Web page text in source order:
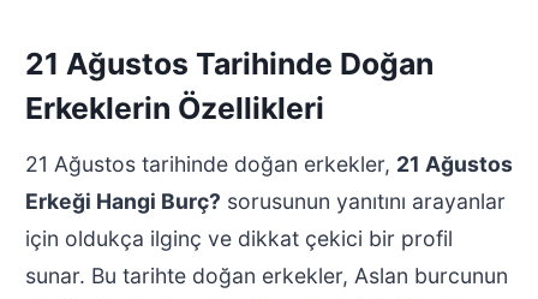
21 Ağustos Tarihinde Doğan
Erkeklerin Özellikleri
21 Ağustos tarihinde doğan erkekler, 21 Ağustos
Erkeği Hangi Burç? sorusunun yanıtını arayanlar
için oldukça ilginç ve dikkat çekici bir profil
sunar. Bu tarihte doğan erkekler, Aslan burcunun